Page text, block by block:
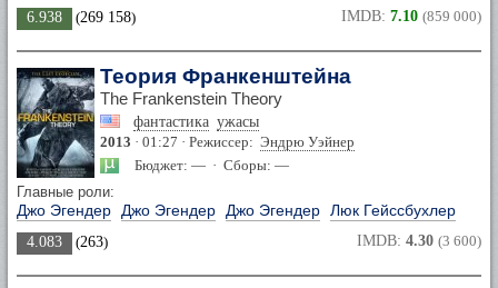
6.938 (269 158) IMDB: 7.10 (859 000)
Теория Франкенштейна
The Frankenstein Theory
фантастика ужасы
2013 · 01:27 · Режиссер: Эндрю Уэйнер
Бюджет: — · Сборы: —
Главные роли:
Джо Эгендер Джо Эгендер Джо Эгендер Люк Гейссбухлер
4.083 (263) IMDB: 4.30 (3 600)